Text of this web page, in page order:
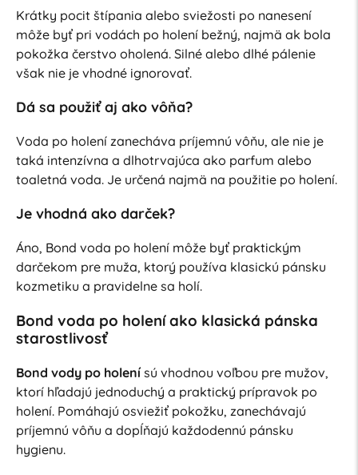
Krátky pocit štípania alebo sviežosti po nanesení
môže byť pri vodách po holení bežný, najmä ak bola
pokožka čerstvo oholená. Silné alebo dlhé pálenie
však nie je vhodné ignorovať.
Dá sa použiť aj ako vôňa?
Voda po holení zanecháva príjemnú vôňu, ale nie je
taká intenzívna a dlhotrvajúca ako parfum alebo
toaletná voda. Je určená najmä na použitie po holení.
Je vhodná ako darček?
Áno, Bond voda po holení môže byť praktickým
darčekom pre muža, ktorý používa klasickú pánsku
kozmetiku a pravidelne sa holí.
Bond voda po holení ako klasická pánska
starostlivosť
Bond vody po holenísú vhodnou voľbou pre mužov,
ktorí hľadajú jednoduchý a praktický prípravok po
holení. Pomáhajú osviežiť pokožku, zanechávajú
príjemnú vôňu a dopĺňajú každodennú pánsku
hygienu.